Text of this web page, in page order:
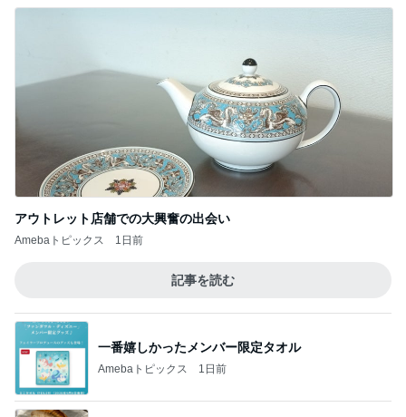
アウトレット店舗での大興奮の出会い
Amebaトピックス 1日前
記事を読む
一番嬉しかったメンバー限定タオル
Amebaトピックス 1日前